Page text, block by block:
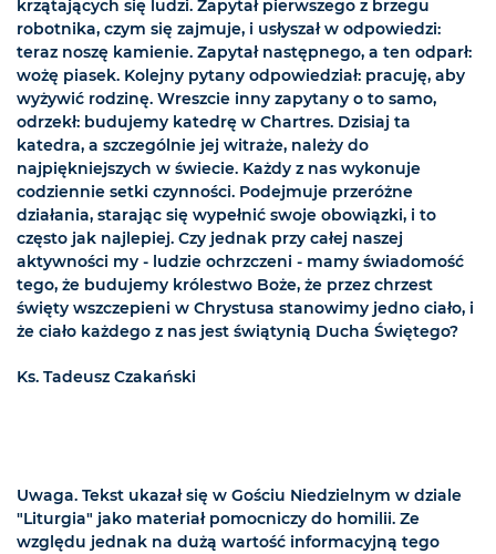
krzątających się ludzi. Zapytał pierwszego z brzegu
robotnika, czym się zajmuje, i usłyszał w odpowiedzi:
teraz noszę kamienie. Zapytał następnego, a ten odparł:
wożę piasek. Kolejny pytany odpowiedział: pracuję, aby
wyżywić rodzinę. Wreszcie inny zapytany o to samo,
odrzekł: budujemy katedrę w Chartres. Dzisiaj ta
katedra, a szczególnie jej witraże, należy do
najpiękniejszych w świecie. Każdy z nas wykonuje
codziennie setki czynności. Podejmuje przeróżne
działania, starając się wypełnić swoje obowiązki, i to
często jak najlepiej. Czy jednak przy całej naszej
aktywności my - ludzie ochrzczeni - mamy świadomość
tego, że budujemy królestwo Boże, że przez chrzest
święty wszczepieni w Chrystusa stanowimy jedno ciało, i
że ciało każdego z nas jest świątynią Ducha Świętego?
Ks. Tadeusz Czakański
Uwaga. Tekst ukazał się w Gościu Niedzielnym w dziale
"Liturgia" jako materiał pomocniczy do homilii. Ze
względu jednak na dużą wartość informacyjną tego